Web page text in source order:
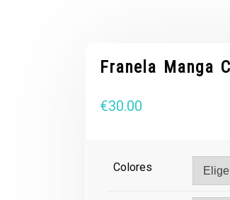
Franela Manga
€30.00
Colores